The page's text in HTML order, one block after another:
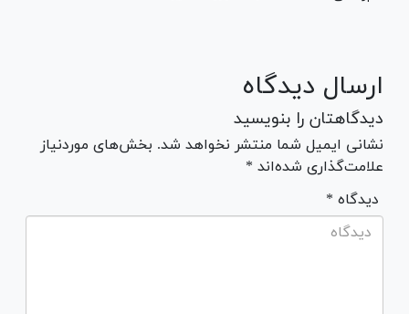
ارسال دیدگاه
دیدگاهتان را بنویسید
نشانی ایمیل شما منتشر نخواهد شد. بخش‌های موردنیاز
علامت‌گذاری شده‌اند *
* دیدگاه